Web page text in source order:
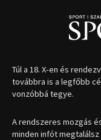
Túl a 18. X-en és
továbbra is a legfőbb
vonzóbbá tegye.
A rendszeres mozgás
minden infót megtalálsz